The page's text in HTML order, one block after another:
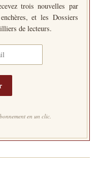
trois nouvelles par
et les Dossiers
de lecteurs.
en un clic.